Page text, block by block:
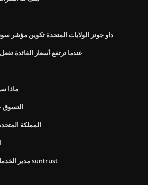
داو جونز الولايات المتحدة تكوين مؤشر
عندما ترتفع أسعار الفائدة
ماذا
التسوق
المملكة
مدير الخدمات المصرفية عبر الإنترنت suntrust